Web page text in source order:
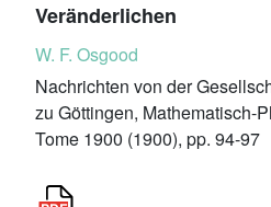
Veränderlichen
W. F. Osgood
Nachrichten von der
zu Göttingen, Mathematisch-
Tome 1900 (1900), pp. 94-97